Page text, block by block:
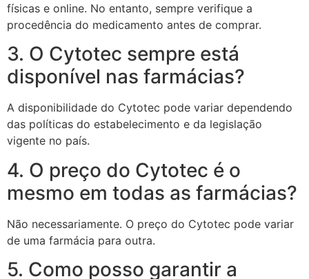
físicas e online. No entanto, sempre verifique a
procedência do medicamento antes de comprar.
3. O Cytotec sempre está
disponível nas farmácias?
A disponibilidade do Cytotec pode variar dependendo
das políticas do estabelecimento e da legislação
vigente no país.
4. O preço do Cytotec é o
mesmo em todas as farmácias?
Não necessariamente. O preço do Cytotec pode variar
de uma farmácia para outra.
5. Como posso garantir a